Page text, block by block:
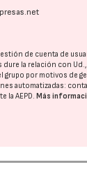
de cuenta de
dure la relación con
grupo por motivos de
automatizadas:
laAEPD. Más